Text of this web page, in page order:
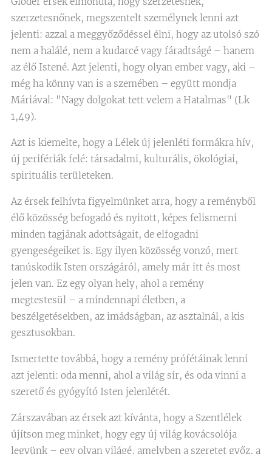
szerzetesnőnek, megszentelt személynek lenni azt
jelenti: azzal a meggyőződéssel élni, hogy az utolsó szó
nem a halálé, nem a kudarcé vagy fáradtságé – hanem
az élő Istené. Azt jelenti, hogy olyan ember vagy, aki –
még ha könny van is a szemében – együtt mondja
Máriával: "Nagy dolgokat tett velem a Hatalmas" (Lk
1,49).
Azt is kiemelte, hogy a Lélek új jelenléti formákra hív,
új perifériák felé: társadalmi, kulturális, ökológiai,
spirituális területeken.
Az érsek felhívta figyelmünket arra, hogy a reményből
élő közösség befogadó és nyitott, képes felismerni
minden tagjának adottságait, de elfogadni
gyengeségeiket is. Egy ilyen közösség vonzó, mert
tanúskodik Isten országáról, amely már itt és most
jelen van. Ez egy olyan hely, ahol a remény
megtestesül – a mindennapi életben, a
beszélgetésekben, az imádságban, az asztalnál, a kis
gesztusokban.
Ismertette továbbá, hogy a remény prófétáinak lenni
azt jelenti: oda menni, ahol a világ sír, és oda vinni a
szerető és gyógyító Isten jelenlétét.
Zárszavában az érsek azt kívánta, hogy a Szentlélek
újítson meg minket, hogy egy új világ kovácsolója
legyünk – egy olyan világé, amelyben a szeretet győz, a